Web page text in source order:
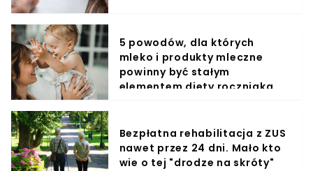
5 powodów, dla których
mleko i produkty mleczne
powinny być stałym
elementem diety roczniaka
Bezpłatna rehabilitacja z ZUS
nawet przez 24 dni. Mało kto
wie o tej "drodze na skróty"